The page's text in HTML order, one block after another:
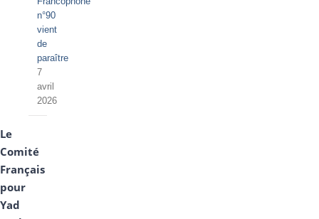
n°90
vient
de
paraître
7
avril
2026
Le
Comité
Français
pour
Yad